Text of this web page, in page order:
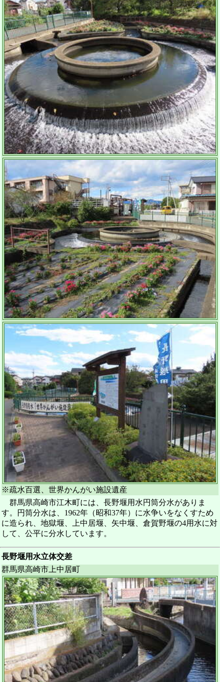
※疏水百選、世界かんがい施設遺産
群馬県高崎市江木町には、長野堰用水円筒分水がありま
す。円筒分水は、1962年（昭和37年）に水争いをなくすため
に造られ、地獄堰、上中居堰、矢中堰、倉賀野堰の4用水に対
して、公平に分水しています。
長野堰用水立体交差
群馬県高崎市上中居町